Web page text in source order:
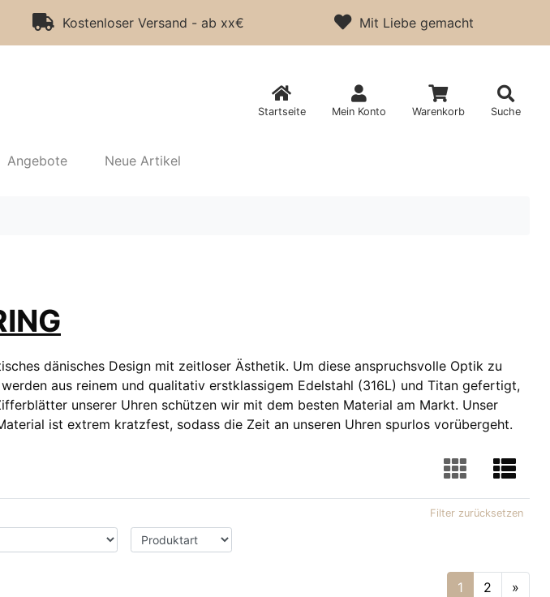
Kostenloser Versand - ab xx€ Mit Liebe gemacht
Startseite Mein Konto Warenkorb Suche
Angebote Neue Artikel
dänisches Design mit zeitloser Ästhetik. Um diese anspruchsvolle Optik zu
aus reinem und qualitativ erstklassigem Edelstahl (316L) und Titan gefertigt,
unserer Uhren schützen wir mit dem besten Material am Markt. Unser
ist extrem kratzfest, sodass die Zeit an unseren Uhren spurlos vorübergeht.
Filter zurücksetzen
1 2 »